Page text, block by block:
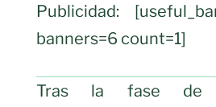
Publicidad:
banners=6 count=1]
Tras la fase de